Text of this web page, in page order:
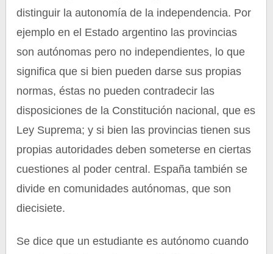
distinguir la autonomía de la independencia. Por
ejemplo en el Estado argentino las provincias
son autónomas pero no independientes, lo que
significa que si bien pueden darse sus propias
normas, éstas no pueden contradecir las
disposiciones de la Constitución nacional, que es
Ley Suprema; y si bien las provincias tienen sus
propias autoridades deben someterse en ciertas
cuestiones al poder central. España también se
divide en comunidades autónomas, que son
diecisiete.
Se dice que un estudiante es autónomo cuando